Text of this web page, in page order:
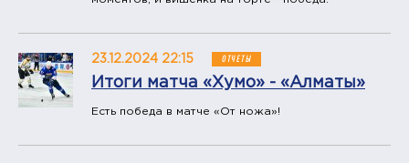
23.12.2024 22:15 ОТЧЕТЫ
Итоги матча «Хумо» - «Алматы»
Есть победа в матче «От ножа»!